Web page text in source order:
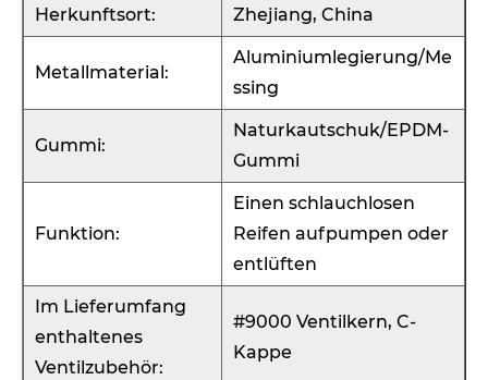
Herkunftsort: Zhejiang, China
Metallmaterial:
Aluminiumlegierung/Me
ssing
Gummi:
Naturkautschuk/EPDM-
Gummi
Funktion:
Einen schlauchlosen
Reifen aufpumpen oder
entlüften
Im Lieferumfang
enthaltenes
Ventilzubehör:
#9000 Ventilkern, C-
Kappe